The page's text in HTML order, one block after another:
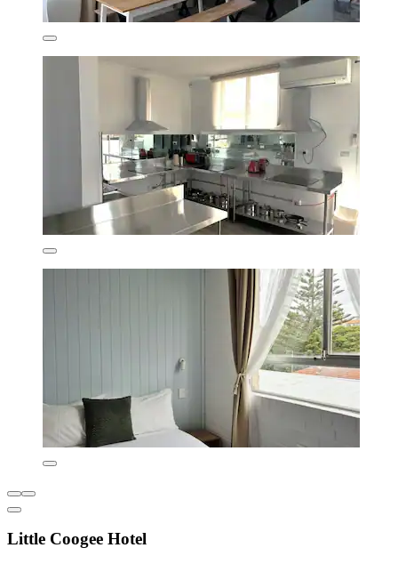
Little Coogee Hotel